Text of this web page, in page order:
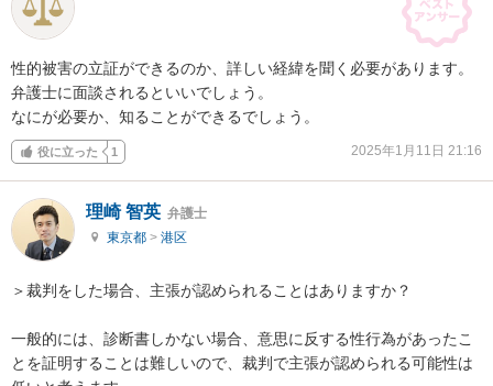
性的被害の立証ができるのか、詳しい経緯を聞く必要があります。
弁護士に面談されるといいでしょう。
なにが必要か、知ることができるでしょう。
役に立った 1 2025年1月11日 21:16
理崎 智英 弁護士
東京都 > 港区
＞裁判をした場合、主張が認められることはありますか？
一般的には、診断書しかない場合、意思に反する性行為があったこ
とを証明することは難しいので、裁判で主張が認められる可能性は